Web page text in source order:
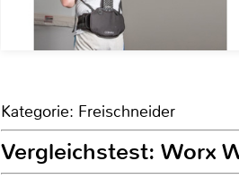
Kategorie: Freischneider
Vergleichstest: Worx